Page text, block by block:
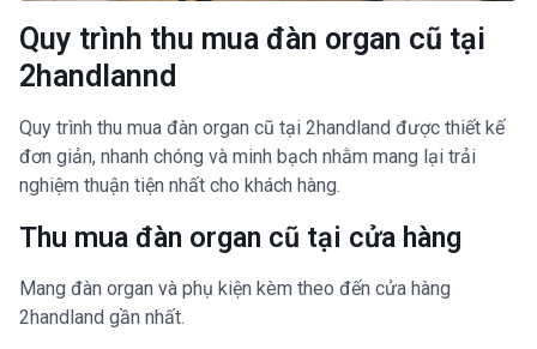
Quy trình thu mua đàn organ cũ tại
2handlannd
Quy trình thu mua đàn organ cũ tại 2handland được thiết kế
đơn giản, nhanh chóng và minh bạch nhằm mang lại trải
nghiệm thuận tiện nhất cho khách hàng.
Thu mua đàn organ cũ tại cửa hàng
Mang đàn organ và phụ kiện kèm theo đến cửa hàng
2handland gần nhất.